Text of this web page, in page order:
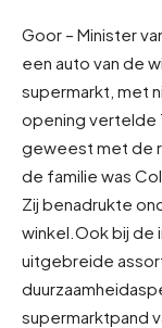
Goor – Minister
een auto van de
supermarkt, met
opening vertelde
geweest met de
de familie was
Zij benadrukte
winkel. Ook bij de
uitgebreide
supermarktpand